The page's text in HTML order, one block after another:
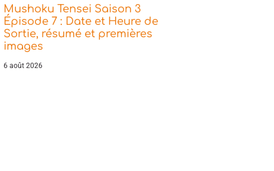
Mushoku Tensei Saison 3
Épisode 7 : Date et Heure de
Sortie, résumé et premières
images
6 août 2026